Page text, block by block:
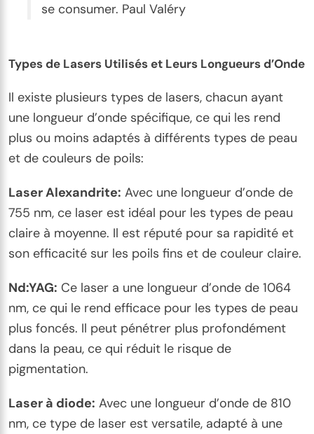
se consumer. Paul Valéry
Types de Lasers Utilisés et Leurs Longueurs d’Onde
Il existe plusieurs types de lasers, chacun ayant
une longueur d’onde spécifique, ce qui les rend
plus ou moins adaptés à différents types de peau
et de couleurs de poils:
Laser Alexandrite: Avec une longueur d’onde de
755 nm, ce laser est idéal pour les types de peau
claire à moyenne. Il est réputé pour sa rapidité et
son efficacité sur les poils fins et de couleur claire.
Nd:YAG: Ce laser a une longueur d’onde de 1064
nm, ce qui le rend efficace pour les types de peau
plus foncés. Il peut pénétrer plus profondément
dans la peau, ce qui réduit le risque de
pigmentation.
Laser à diode: Avec une longueur d’onde de 810
nm, ce type de laser est versatile, adapté à une